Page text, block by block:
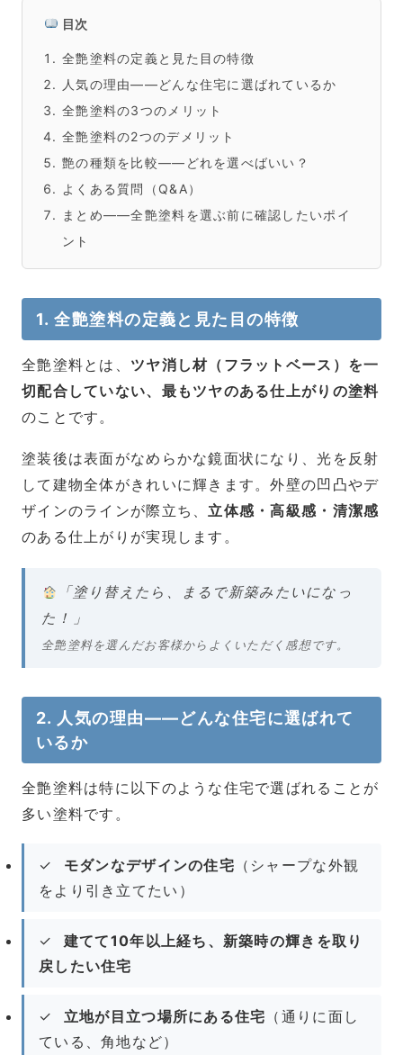
目次
全艶塗料の定義と見た目の特徴
人気の理由――どんな住宅に選ばれているか
全艶塗料の3つのメリット
全艶塗料の2つのデメリット
艶の種類を比較――どれを選べばいい？
よくある質問（Q&A）
まとめ――全艶塗料を選ぶ前に確認したいポイ
ント
1. 全艶塗料の定義と見た目の特徴
全艶塗料とは、 ツヤ消し材（フラットベース）を一
切配合していない、最もツヤのある仕上がりの塗料
のことです。
塗装後は表面がなめらかな鏡面状になり、光を反射
して建物全体がきれいに輝きます。外壁の凹凸やデ
ザインのラインが際立ち、立体感・高級感・清潔感
のある仕上がりが実現します。
「塗り替えたら、まるで新築みたいになっ
た！」
全艶塗料を選んだお客様からよくいただく感想です。
2. 人気の理由――どんな住宅に選ばれて
いるか
全艶塗料は特に以下のような住宅で選ばれることが
多い塗料です。
✓ モダンなデザインの住宅 （シャープな外観
をより引き立てたい）
✓ 建てて10年以上経ち、新築時の輝きを取り
戻したい住宅
✓ 立地が目立つ場所にある住宅 （通りに面し
ている、角地など）